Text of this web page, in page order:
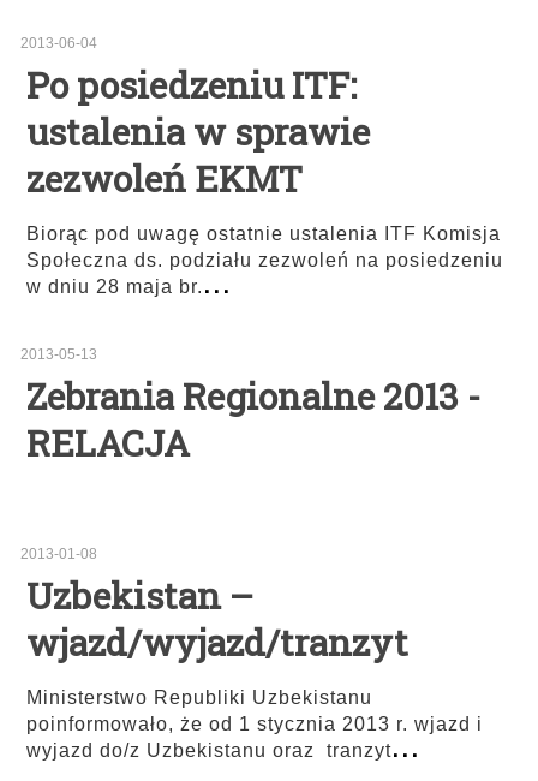
2013-06-04
Po posiedzeniu ITF:
ustalenia w sprawie
zezwoleń EKMT
Biorąc pod uwagę ostatnie ustalenia ITF Komisja
Społeczna ds. podziału zezwoleń na posiedzeniu
w dniu 28 maja br. ...
2013-05-13
Zebrania Regionalne 2013 -
RELACJA
2013-01-08
Uzbekistan –
wjazd/wyjazd/tranzyt
Ministerstwo Republiki Uzbekistanu
poinformowało, że od 1 stycznia 2013 r. wjazd i
wyjazd do/z Uzbekistanu oraz tranzyt...